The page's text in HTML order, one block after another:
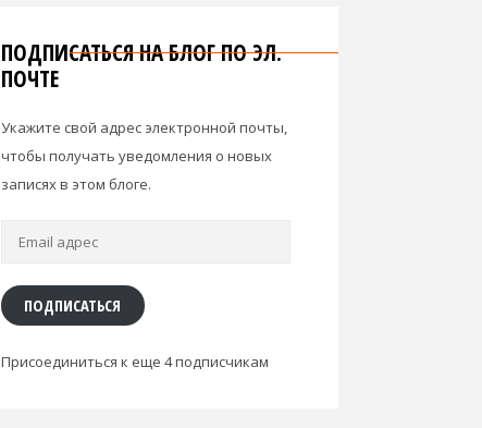
ПОДПИСАТЬСЯ НА БЛОГ ПО ЭЛ.
ПОЧТЕ
Укажите свой адрес электронной почты,
чтобы получать уведомления о новых
записях в этом блоге.
ПОДПИСАТЬСЯ
Присоединиться к еще 4 подписчикам